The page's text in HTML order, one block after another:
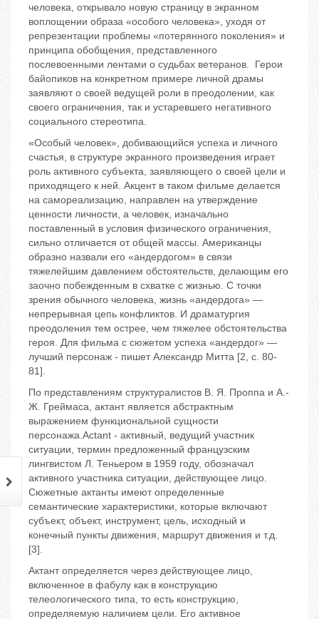
человека, открывало новую страницу в экранном
воплощении образа «особого человека», уходя от
репрезентации проблемы «потерянного поколения» и
принципа обобщения, представленного
послевоенными лентами о судьбах ветеранов. Герои
байопиков на конкретном примере личной драмы
заявляют о своей ведущей роли в преодолении, как
своего ограничения, так и устаревшего негативного
социального стереотипа.
«Особый человек», добивающийся успеха и личного
счастья, в структуре экранного произведения играет
роль активного субъекта, заявляющего о своей цели и
приходящего к ней. Акцент в таком фильме делается
на самореализацию, направлен на утверждение
ценности личности, а человек, изначально
поставленный в условия физического ограничения,
сильно отличается от общей массы. Американцы
образно назвали его «андердогом» в связи
тяжелейшим давлением обстоятельств, делающим его
заочно побежденным в схватке с жизнью. С точки
зрения обычного человека, жизнь «андердога» —
непрерывная цепь конфликтов. И драматургия
преодоления тем острее, чем тяжелее обстоятельства
героя. Для фильма с сюжетом успеха «андердог» —
лучший персонаж - пишет Александр Митта [2, с. 80-
81].
По представлениям структуралистов В. Я. Проппа и А.-
Ж. Греймаса, актант является абстрактным
выражением функциональной сущности
персонажа.Actant - активный, ведущий участник
ситуации, термин предложенный французским
лингвистом Л. Теньером в 1959 году, обозначал
активного участника ситуации, действующее лицо.
Сюжетные актанты имеют определенные
семантические характеристики, которые включают
субъект, объект, инструмент, цель, исходный и
конечный пункты движения, маршрут движения и т.д.
[3].
Актант определяется через действующее лицо,
включенное в фабулу как в конструкцию
телеологического типа, то есть конструкцию,
определяемую наличием цели. Его активное